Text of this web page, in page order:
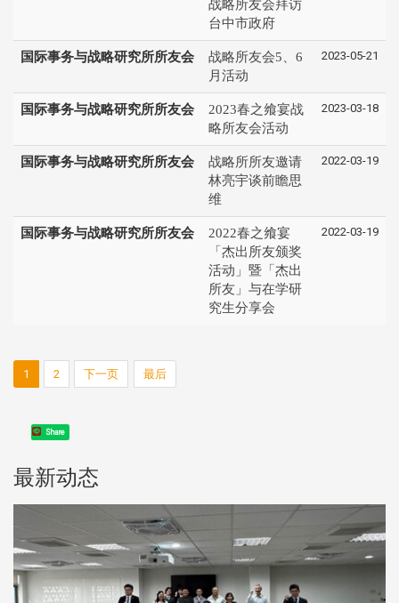
战略所友会拜访
台中市政府
国际事务与战略研究所所友会
战略所友会5、6
月活动
2023-05-21
国际事务与战略研究所所友会
2023春之飨宴战
略所友会活动
2023-03-18
国际事务与战略研究所所友会
战略所所友邀请
林亮宇谈前瞻思
维
2022-03-19
国际事务与战略研究所所友会
2022春之飨宴
「杰出所友颁奖
活动」暨「杰出
所友」与在学研
究生分享会
2022-03-19
1 2 下一页 最后
Share
最新动态